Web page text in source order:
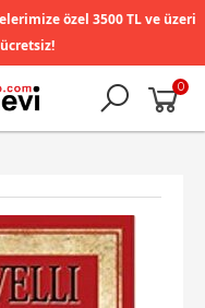
özel 3500 TL ve üzeri
0